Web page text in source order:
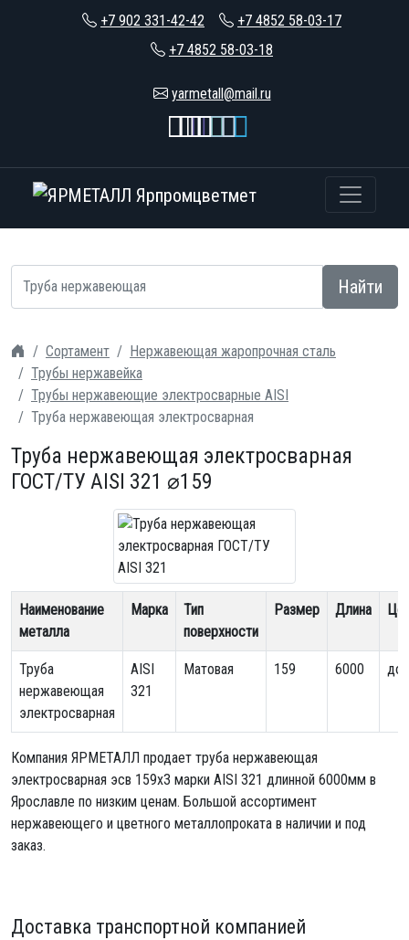
+7 902 331-42-42
+7 4852 58-03-17
+7 4852 58-03-18
yarmetall@mail.ru
Найти
Сортамент
Нержавеющая жаропрочная сталь
Трубы нержавейка
Трубы нержавеющие электросварные AISI
Труба нержавеющая электросварная
Труба нержавеющая электросварная
ГОСТ/ТУ AISI 321 ⌀159
Наименование
металла
Марка
Тип
поверхности
Размер Длина
Труба
нержавеющая
электросварная
AISI
321
Матовая 159 6000
Компания ЯРМЕТАЛЛ продает труба нержавеющая
электросварная эсв 159х3 марки AISI 321 длинной 6000мм в
Ярославле по низким ценам. Большой ассортимент
нержавеющего и цветного металлопроката в наличии и под
заказ.
Доставка транспортной компанией